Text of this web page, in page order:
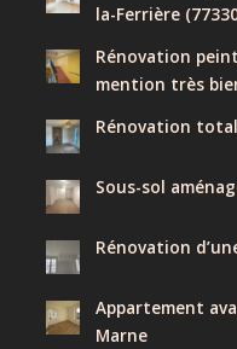
la-Ferrière
Rénovation
mention très
Rénovation
Sous-sol
Rénovation
Appartement
Marne